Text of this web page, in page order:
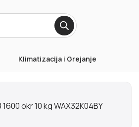
Klimatizacija i Grejanje